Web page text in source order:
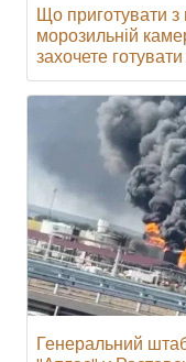
Що приготувати з
морозильній
захочете
Генеральний